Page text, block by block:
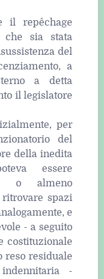
repêchage
sia stata
del
a
a detta
il legislatore
per
del
della inedita
essere
o almeno
spazi
e
- a seguito
costituzionale
reso residuale
-